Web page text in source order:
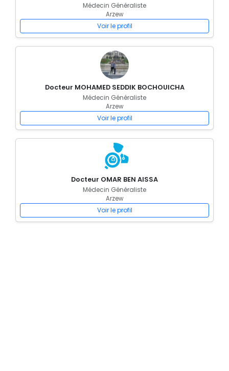
Médecin Généraliste
Arzew
Voir le profil
Docteur MOHAMED SEDDIK BOCHOUICHA
Médecin Généraliste
Arzew
Voir le profil
Docteur OMAR BEN AISSA
Médecin Généraliste
Arzew
Voir le profil